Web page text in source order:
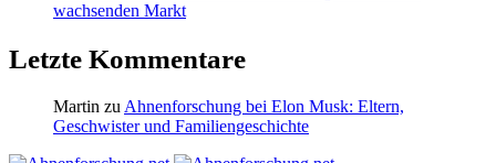
wachsenden Markt
Letzte Kommentare
Martin zu Ahnenforschung bei Elon Musk: Eltern,
Geschwister und Familiengeschichte